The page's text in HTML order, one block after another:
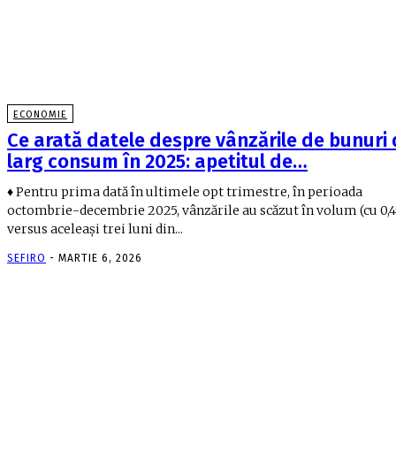
ECONOMIE
Ce arată datele despre vânzările de bunuri
larg consum în 2025: apetitul de…
♦ Pentru prima dată în ultimele opt trimestre, în perioada
octombrie-decembrie 2025, vânzările au scăzut în volum (cu
versus aceleaşi trei luni din...
SEFIRO - MARTIE 6, 2026